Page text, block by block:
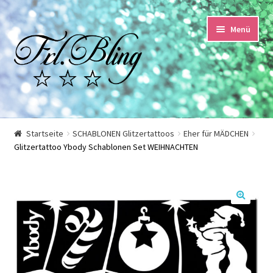
Zur
Navigation
springen
Springe
zum
Inhalt
Menü
Start
AGB und Kundeninformationen
Echtheit von Bewertungen
Impressum
Startseite SCHABLONEN Glitzertattoos
Eher für MÄDCHEN
Glitzertattoo Ybody Schablonen Set WEIHNACHTEN